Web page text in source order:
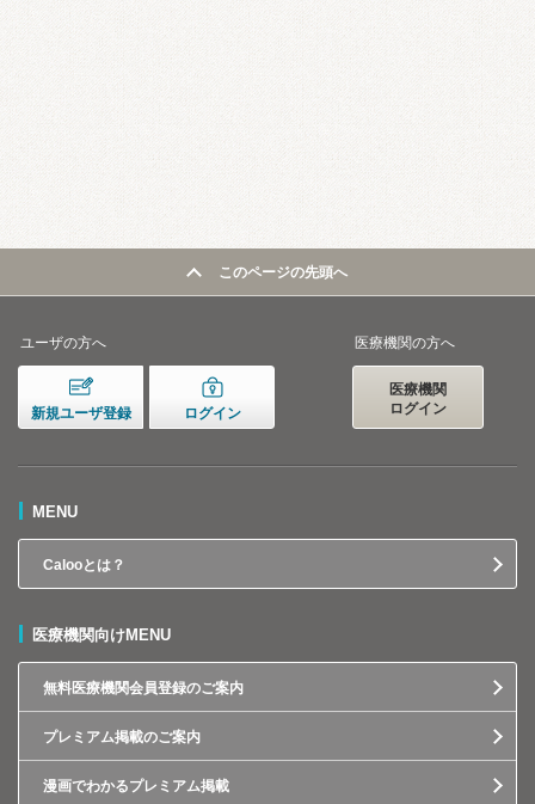
このページの先頭へ
ユーザの方へ
新規ユーザ登録 ログイン
医療機関の方へ
医療機関
ログイン
MENU
Calooとは？
医療機関向けMENU
無料医療機関会員登録のご案内
プレミアム掲載のご案内
漫画でわかるプレミアム掲載